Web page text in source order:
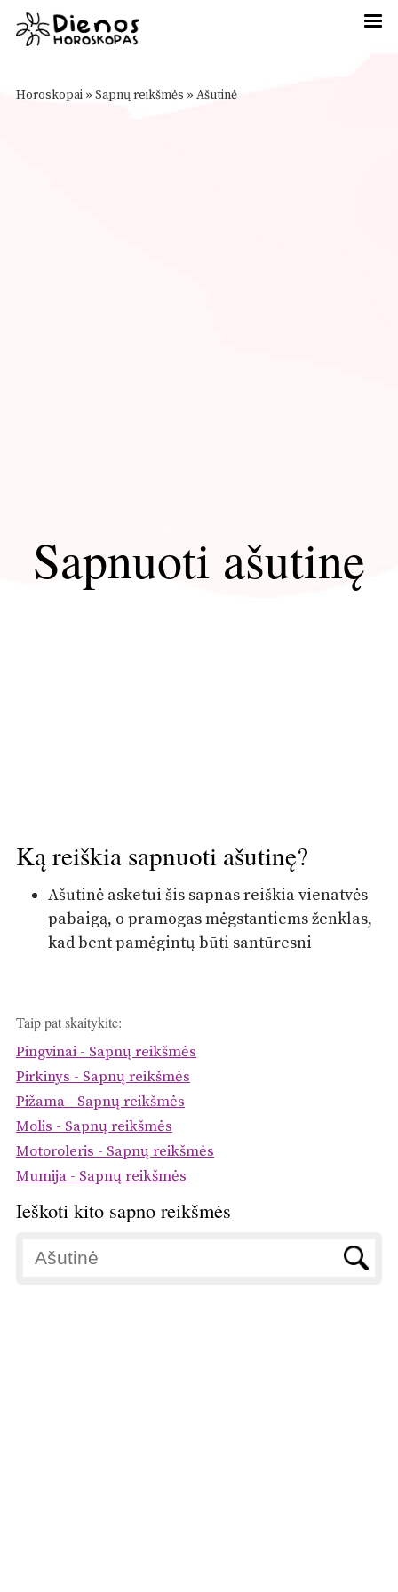
Horoskopai » Sapnų reikšmės » Ašutinė
Sapnuoti ašutinę
Ką reiškia sapnuoti ašutinę?
Ašutinė asketui šis sapnas reiškia vienatvės
pabaigą, o pramogas mėgstantiems ženklas,
kad bent pamėgintų būti santūresni
Taip pat skaitykite:
Pingvinai - Sapnų reikšmės
Pirkinys - Sapnų reikšmės
Pižama - Sapnų reikšmės
Molis - Sapnų reikšmės
Motoroleris - Sapnų reikšmės
Mumija - Sapnų reikšmės
Ieškoti kito sapno reikšmės